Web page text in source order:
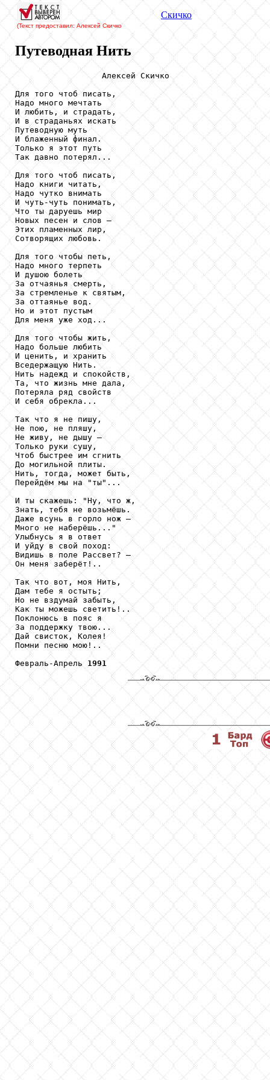
(Текст предоставил: Алексей Скичко
Скичко
Путеводная Нить
                  Алексей Скичко
Для того чтоб писать,
Надо много мечтать
И любить, и страдать,
И в страданьях искать
Путеводную муть
И блаженный финал.
Только я этот путь
Так давно потерял...
Для того чтоб писать,
Надо книги читать,
Надо чутко внимать
И чуть-чуть понимать,
Что ты даруешь мир
Новых песен и слов –
Этих пламенных лир,
Сотворящих любовь.
Для того чтобы петь,
Надо много терпеть
И душою болеть
За отчаянья смерть,
За стремленье к святым,
За оттаянье вод.
Но и этот пустым
Для меня уже ход...
Для того чтобы жить,
Надо больше любить
И ценить, и хранить
Вседержащую Нить.
Нить надежд и спокойств,
Та, что жизнь мне дала,
Потеряла ряд свойств
И себя обрекла...
Так что я не пишу,
Не пою, не пляшу,
Не живу, не дышу –
Только руки сушу,
Чтоб быстрее им сгнить
До могильной плиты.
Нить, тогда, может быть,
Перейдём мы на "ты"...
И ты скажешь: "Ну, что ж,
Знать, тебя не возьмёшь.
Даже всунь в горло нож –
Много не наберёшь..."
Улыбнусь я в ответ
И уйду в свой поход:
Видишь в поле Рассвет? –
Он меня заберёт!..
Так что вот, моя Нить,
Дам тебе я остыть;
Но не вздумай забыть,
Как ты можешь светить!..
Поклонюсь в пояс я
За поддержку твою...
Дай свисток, Колея!
Помни песню мою!..
Февраль-Апрель 1991